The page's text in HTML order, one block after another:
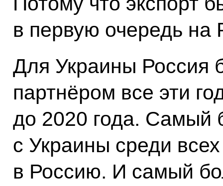
в первую очередь
Для Украины Россия
партнёром все эти
до 2020 года. Самый
с Украины среди
в Россию. И самый